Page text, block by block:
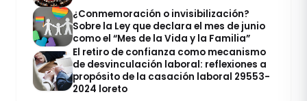
¿Conmemoración o invisibilización?
Sobre la Ley que declara el mes de junio
como el “Mes de la Vida y la Familia”
El retiro de confianza como mecanismo
de desvinculación laboral: reflexiones a
propósito de la casación laboral 29553-
2024 loreto